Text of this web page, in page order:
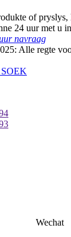
of pryslys,
24 uur met u
Alle regte
Wechat